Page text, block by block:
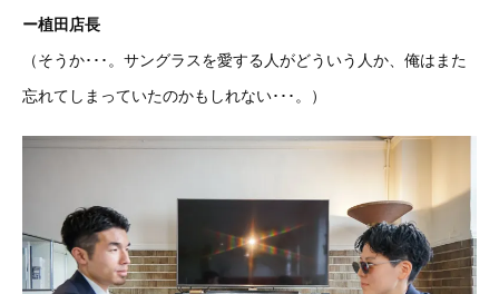
ー植田店長
（そうか･･･。サングラスを愛する人がどういう人か、俺はまた
忘れてしまっていたのかもしれない･･･。）